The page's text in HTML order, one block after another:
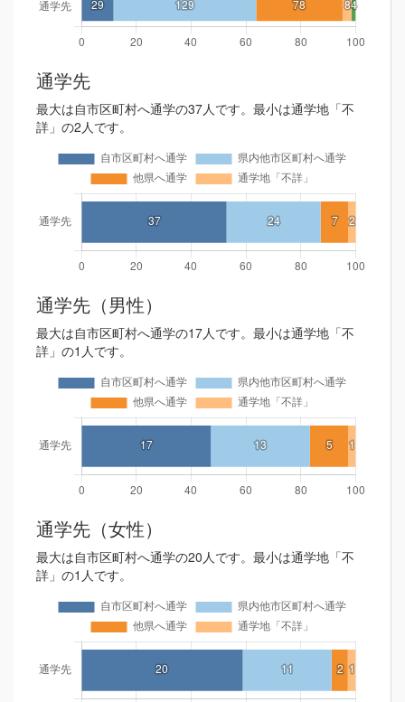
通学先
最大は自市区町村へ通学の37人です。最小は通学地「不
詳」の2人です。
通学先（男性）
最大は自市区町村へ通学の17人です。最小は通学地「不
詳」の1人です。
通学先（女性）
最大は自市区町村へ通学の20人です。最小は通学地「不
詳」の1人です。